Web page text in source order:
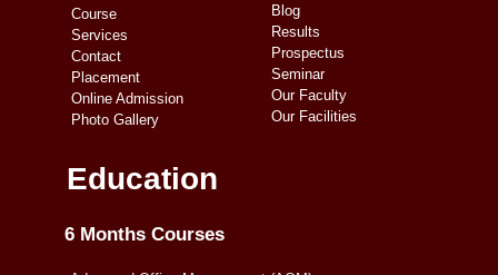
Course
Services
Contact
Placement
Online Admission
Photo Gallery
Blog
Results
Prospectus
Seminar
Our Faculty
Our Facilities
Education
6 Months Courses